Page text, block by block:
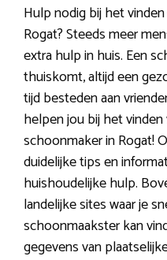
Hulp nodig bij het
Rogat? Steeds meer
extra hulp in huis. Een
thuiskomt, altijd een
tijd besteden aan
helpen jou bij het
schoonmaker in Rogat!
duidelijke tips en
huishoudelijke hulp.
landelijke sites waar je
schoonmaakster kan
gegevens van